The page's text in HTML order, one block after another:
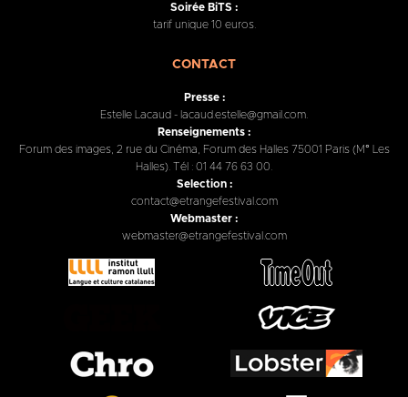
Soirée BiTS :
tarif unique 10 euros.
CONTACT
Presse :
Estelle Lacaud - lacaud.estelle@gmail.com.
Renseignements :
Forum des images, 2 rue du Cinéma, Forum des Halles 75001 Paris (M° Les
Halles). Tél : 01 44 76 63 00.
Selection :
contact@etrangefestival.com
Webmaster :
webmaster@etrangefestival.com